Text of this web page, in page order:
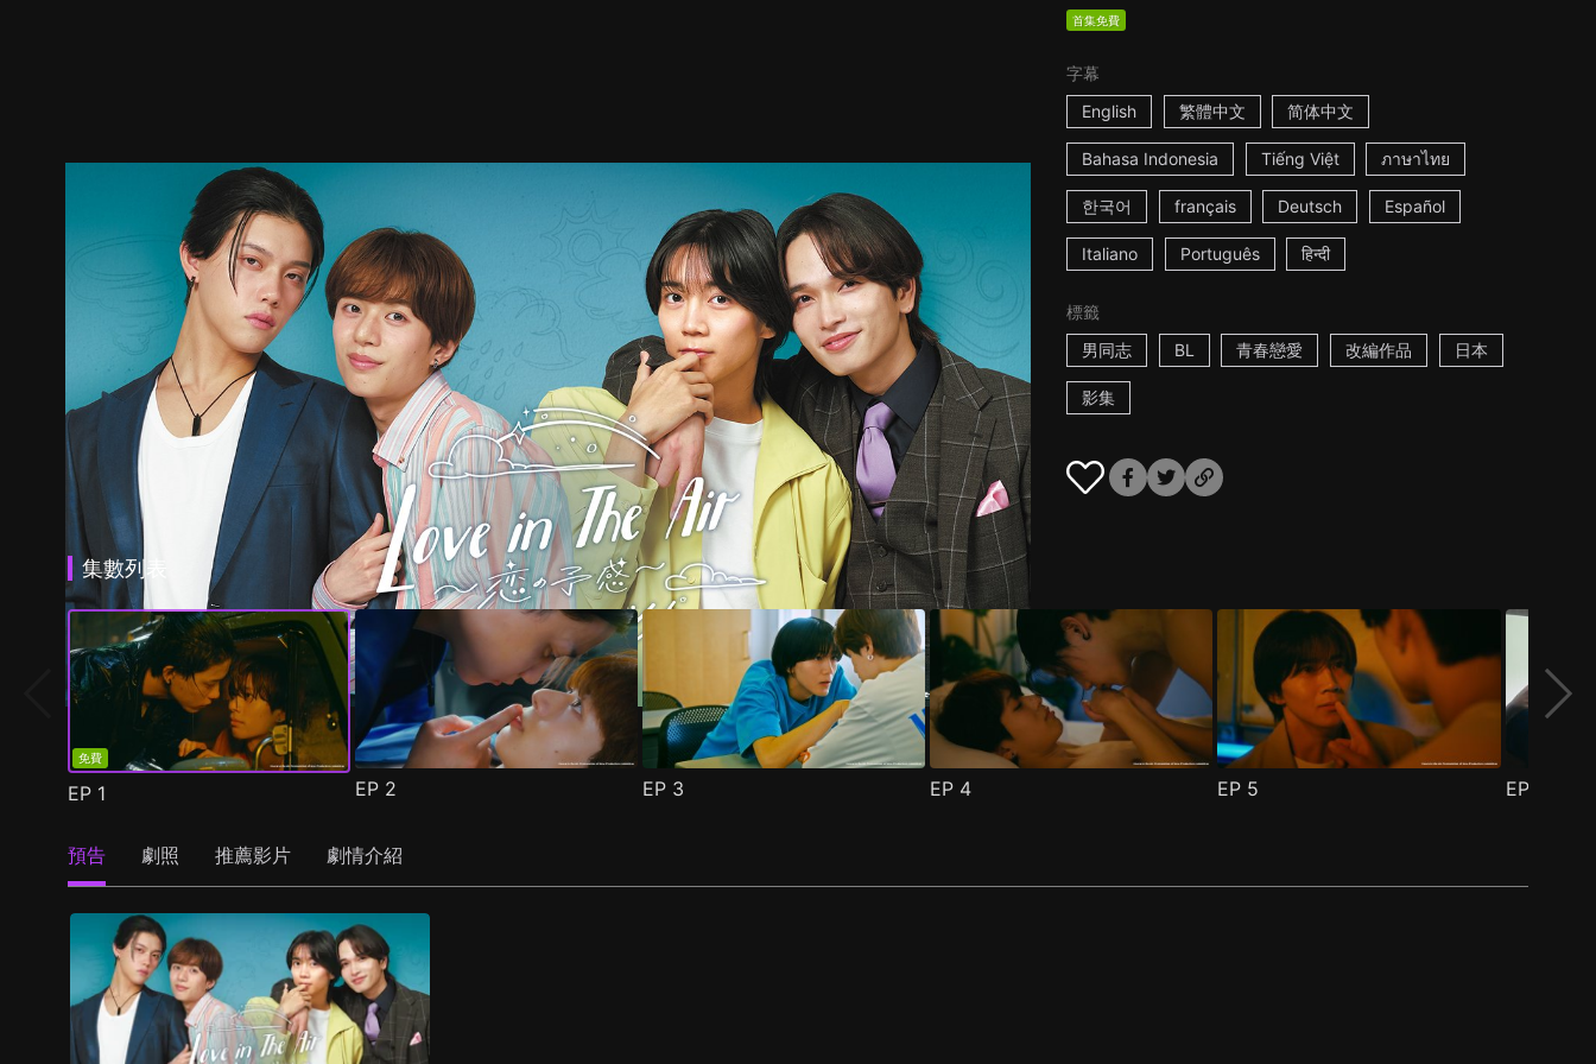
首集免費
字幕
English
繁體中文 简体中文
Bahasa Indonesia Tiếng Việt ภาษาไทย
한국어 français Deutsch Español
Italiano Português हिन्दी
標籤
男同志
BL 青春戀愛 改編作品 日本
影集
集數列表
免費
EP 1 EP 2 EP 3 EP 4 EP 5 EP
預告 劇照 推薦影片 劇情介紹